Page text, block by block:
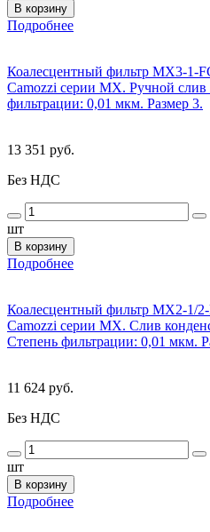
В корзину
Подробнее
Коалесцентный фильтр MX3-1-
Camozzi серии MX. Ручной слив
фильтрации: 0,01 мкм. Размер 3.
13 351 руб.
Без НДС
шт
В корзину
Подробнее
Коалесцентный фильтр MX2-1/
Camozzi серии MX. Слив
Степень фильтрации: 0,01 мкм.
11 624 руб.
Без НДС
шт
В корзину
Подробнее